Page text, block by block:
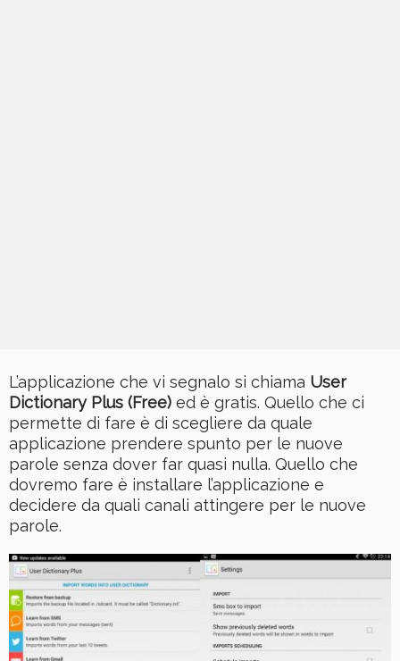
L’applicazione che vi segnalo si chiama User
Dictionary Plus (Free) ed è gratis. Quello che ci
permette di fare è di scegliere da quale
applicazione prendere spunto per le nuove
parole senza dover far quasi nulla. Quello che
dovremo fare è installare l’applicazione e
decidere da quali canali attingere per le nuove
parole.